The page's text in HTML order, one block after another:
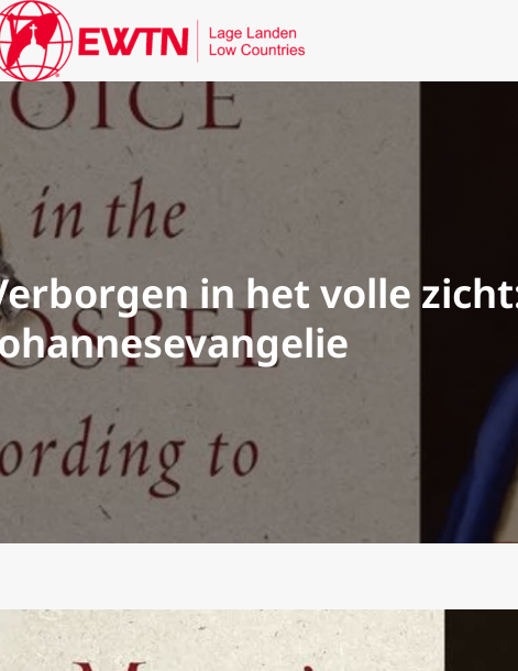
in het volle